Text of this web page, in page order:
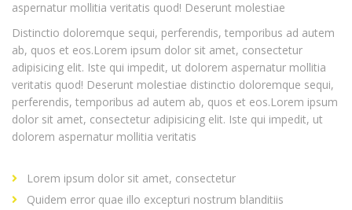
aspernatur mollitia veritatis quod! Deserunt molestiae
Distinctio doloremque sequi, perferendis, temporibus ad autem
ab, quos et eos.Lorem ipsum dolor sit amet, consectetur
adipisicing elit. Iste qui impedit, ut dolorem aspernatur mollitia
veritatis quod! Deserunt molestiae distinctio doloremque sequi,
perferendis, temporibus ad autem ab, quos et eos.Lorem ipsum
dolor sit amet, consectetur adipisicing elit. Iste qui impedit, ut
dolorem aspernatur mollitia veritatis
Lorem ipsum dolor sit amet, consectetur
Quidem error quae illo excepturi nostrum blanditiis